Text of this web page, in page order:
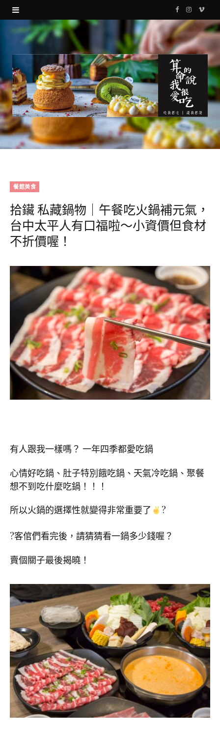
F
a
c
e
b
o
k
I
s
g
r
a
V
i
餐館美食
拾鑶 私藏鍋物｜午餐吃火鍋補元氣，
台中太平人有口福啦～小資價但食材
不折價喔！
有人跟我一樣嗎？ 一年四季都愛吃鍋
心情好吃鍋、肚子特別餓吃鍋、天氣冷吃鍋、聚餐
想不到吃什麼吃鍋！！！
所以火鍋的選擇性就變得非常重要了 ?
?客倌們看完後，請猜猜看一鍋多少錢喔？
賣個關子最後揭曉！